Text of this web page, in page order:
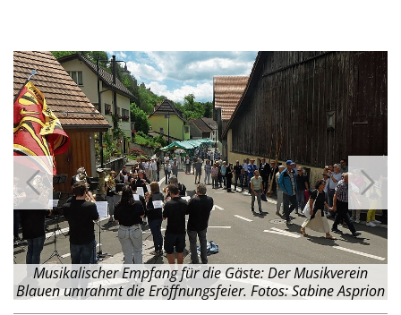
Musikalischer Empfang für die Gäste: Der Musikverein
Blauen umrahmt die Eröffnungsfeier. Fotos: Sabine Asprion